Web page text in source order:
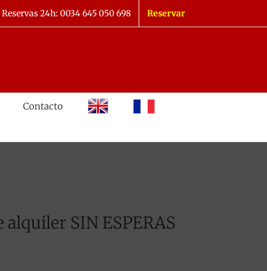
Reservas 24h: 0034 645 050 698 Reservar
Contacto
inglés francés
SIN ESPERAS